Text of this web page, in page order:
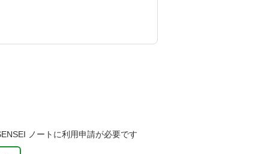
ノートに利用申請が必要です